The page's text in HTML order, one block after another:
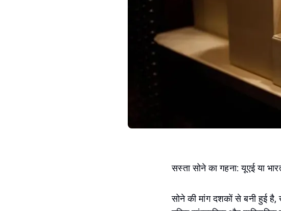
सस्ता सोने का गहना: यूएई या
सोने की मांग दशकों से बनी हुई